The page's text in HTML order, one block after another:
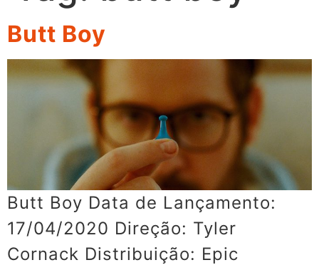
Butt Boy
Butt Boy Data de Lançamento:
17/04/2020 Direção: Tyler
Cornack Distribuição: Epic